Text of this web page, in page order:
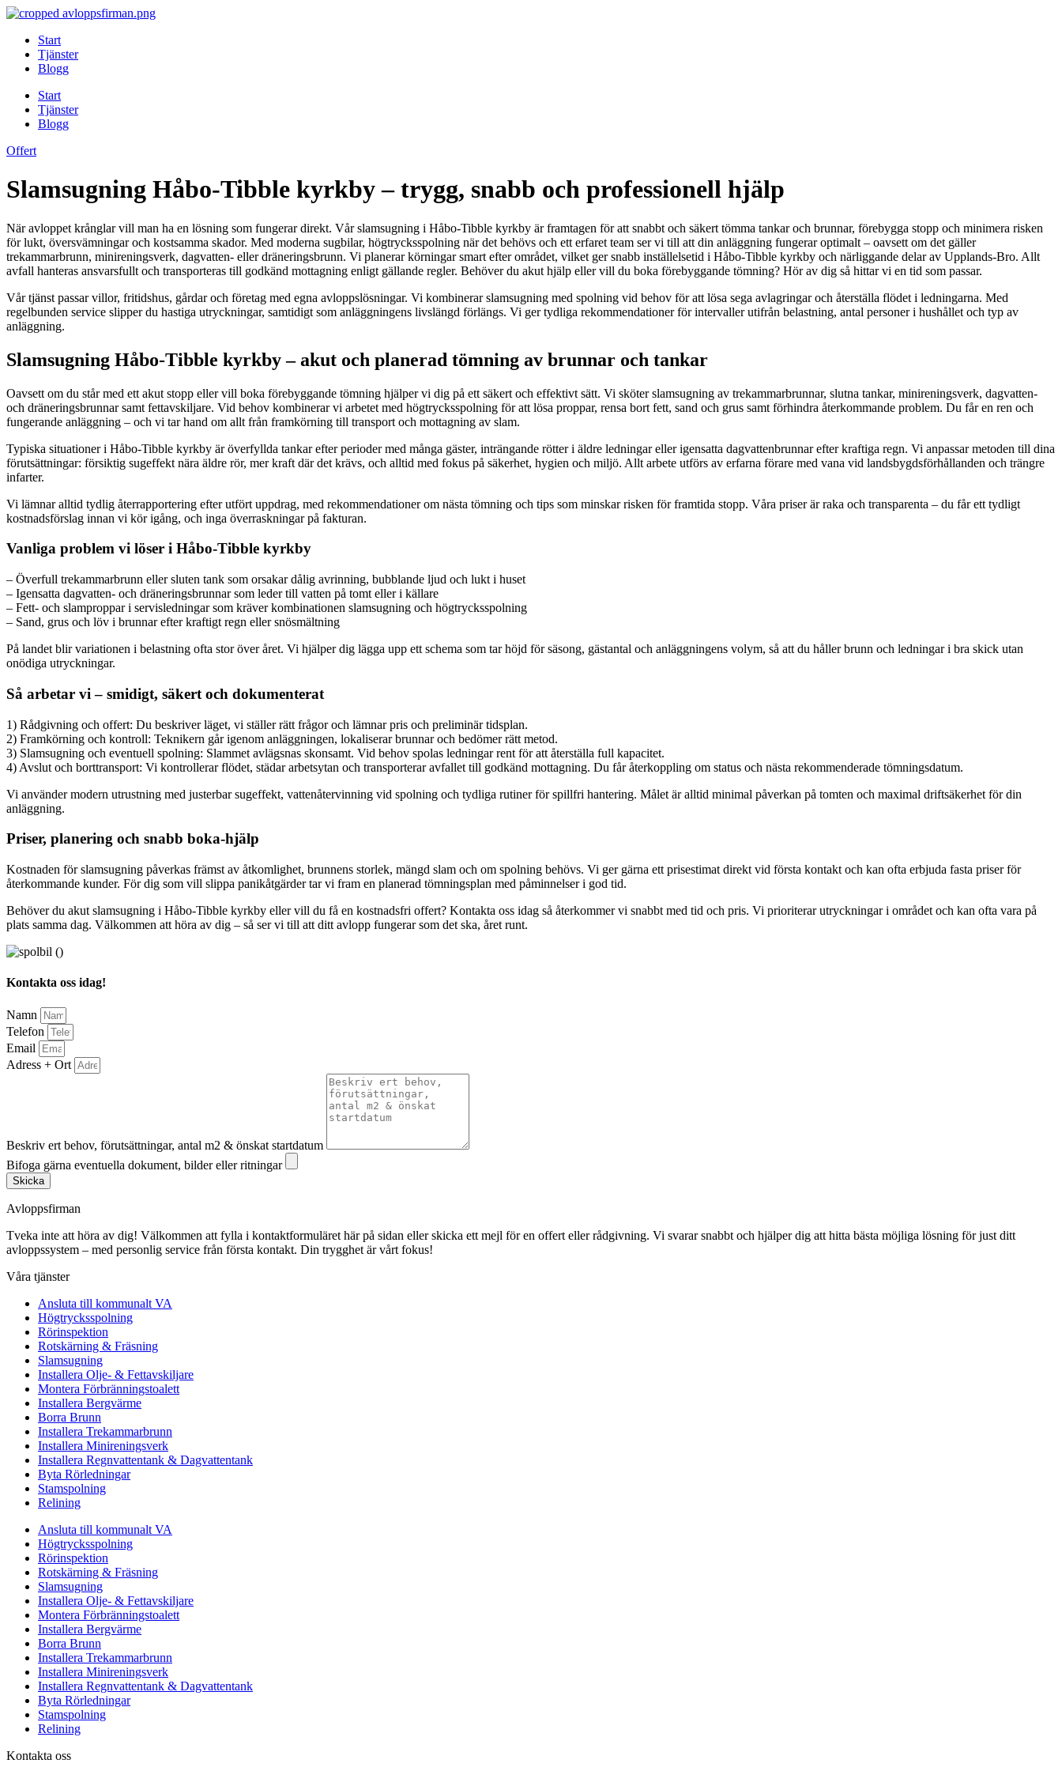
Skip
contentStart
Tjänster
Blogg
Start
Tjänster
Blogg
Offert
Slamsugning Håbo-Tibble kyrkby – trygg, snabb och professionell hjälp
När avloppet krånglar vill man ha en lösning som fungerar direkt. Vår slamsugning i Håbo-Tibble kyrkby är framtagen för att snabbt och säkert tömma tankar och brunnar, förebygga stopp och minimera risken
för lukt, översvämningar och kostsamma skador. Med moderna sugbilar, högtrycksspolning när det behövs och ett erfaret team ser vi till att din anläggning fungerar optimalt – oavsett om det gäller
trekammarbrunn, minireningsverk, dagvatten- eller dräneringsbrunn. Vi planerar körningar smart efter området, vilket ger snabb inställelsetid i Håbo-Tibble kyrkby och närliggande delar av Upplands-Bro. Allt
avfall hanteras ansvarsfullt och transporteras till godkänd mottagning enligt gällande regler. Behöver du akut hjälp eller vill du boka förebyggande tömning? Hör av dig så hittar vi en tid som passar.
Vår tjänst passar villor, fritidshus, gårdar och företag med egna avloppslösningar. Vi kombinerar slamsugning med spolning vid behov för att lösa sega avlagringar och återställa flödet i ledningarna. Med
regelbunden service slipper du hastiga utryckningar, samtidigt som anläggningens livslängd förlängs. Vi ger tydliga rekommendationer för intervaller utifrån belastning, antal personer i hushållet och typ av
anläggning.
Slamsugning Håbo-Tibble kyrkby – akut och planerad tömning av brunnar och tankar
Oavsett om du står med ett akut stopp eller vill boka förebyggande tömning hjälper vi dig på ett säkert och effektivt sätt. Vi sköter slamsugning av trekammarbrunnar, slutna tankar, minireningsverk, dagvatten-
och dräneringsbrunnar samt fettavskiljare. Vid behov kombinerar vi arbetet med högtrycksspolning för att lösa proppar, rensa bort fett, sand och grus samt förhindra återkommande problem. Du får en ren och
fungerande anläggning – och vi tar hand om allt från framkörning till transport och mottagning av slam.
Typiska situationer i Håbo-Tibble kyrkby är överfyllda tankar efter perioder med många gäster, inträngande rötter i äldre ledningar eller igensatta dagvattenbrunnar efter kraftiga regn. Vi anpassar metoden till dina
förutsättningar: försiktig sugeffekt nära äldre rör, mer kraft där det krävs, och alltid med fokus på säkerhet, hygien och miljö. Allt arbete utförs av erfarna förare med vana vid landsbygdsförhållanden och trängre
infarter.
Vi lämnar alltid tydlig återrapportering efter utfört uppdrag, med rekommendationer om nästa tömning och tips som minskar risken för framtida stopp. Våra priser är raka och transparenta – du får ett tydligt
kostnadsförslag innan vi kör igång, och inga överraskningar på fakturan.
Vanliga problem vi löser i Håbo-Tibble kyrkby
– Överfull trekammarbrunn eller sluten tank som orsakar dålig avrinning, bubblande ljud och lukt i huset
– Igensatta dagvatten- och dräneringsbrunnar som leder till vatten på tomt eller i källare
– Fett- och slamproppar i servisledningar som kräver kombinationen slamsugning och högtrycksspolning
– Sand, grus och löv i brunnar efter kraftigt regn eller snösmältning
På landet blir variationen i belastning ofta stor över året. Vi hjälper dig lägga upp ett schema som tar höjd för säsong, gästantal och anläggningens volym, så att du håller brunn och ledningar i bra skick utan
onödiga utryckningar.
Så arbetar vi – smidigt, säkert och dokumenterat
1) Rådgivning och offert: Du beskriver läget, vi ställer rätt frågor och lämnar pris och preliminär tidsplan.
2) Framkörning och kontroll: Teknikern går igenom anläggningen, lokaliserar brunnar och bedömer rätt metod.
3) Slamsugning och eventuell spolning: Slammet avlägsnas skonsamt. Vid behov spolas ledningar rent för att återställa full kapacitet.
4) Avslut och borttransport: Vi kontrollerar flödet, städar arbetsytan och transporterar avfallet till godkänd mottagning. Du får återkoppling om status och nästa rekommenderade tömningsdatum.
Vi använder modern utrustning med justerbar sugeffekt, vattenåtervinning vid spolning och tydliga rutiner för spillfri hantering. Målet är alltid minimal påverkan på tomten och maximal driftsäkerhet för din
anläggning.
Priser, planering och snabb boka-hjälp
Kostnaden för slamsugning påverkas främst av åtkomlighet, brunnens storlek, mängd slam och om spolning behövs. Vi ger gärna ett prisestimat direkt vid första kontakt och kan ofta erbjuda fasta priser för
återkommande kunder. För dig som vill slippa panikåtgärder tar vi fram en planerad tömningsplan med påminnelser i god tid.
Behöver du akut slamsugning i Håbo-Tibble kyrkby eller vill du få en kostnadsfri offert? Kontakta oss idag så återkommer vi snabbt med tid och pris. Vi prioriterar utryckningar i området och kan ofta vara på
plats samma dag. Välkommen att höra av dig – så ser vi till att ditt avlopp fungerar som det ska, året runt.
Kontakta oss idag!
Namn
Telefon
Email
Adress + Ort
Beskriv ert behov, förutsättningar, antal m2 & önskat startdatum
Bifoga gärna eventuella dokument, bilder eller ritningar
Skicka
Avloppsfirman
Tveka inte att höra av dig! Välkommen att fylla i kontaktformuläret här på sidan eller skicka ett mejl för en offert eller rådgivning. Vi svarar snabbt och hjälper dig att hitta bästa möjliga lösning för just ditt
avloppssystem – med personlig service från första kontakt. Din trygghet är vårt fokus!
Våra tjänster
Ansluta till kommunalt VA
Högtrycksspolning
Rörinspektion
Rotskärning & Fräsning
Slamsugning
Installera Olje- & Fettavskiljare
Montera Förbränningstoalett
Installera Bergvärme
Borra Brunn
Installera Trekammarbrunn
Installera Minireningsverk
Installera Regnvattentank & Dagvattentank
Byta Rörledningar
Stamspolning
Relining
Ansluta till kommunalt VA
Högtrycksspolning
Rörinspektion
Rotskärning & Fräsning
Slamsugning
Installera Olje- & Fettavskiljare
Montera Förbränningstoalett
Installera Bergvärme
Borra Brunn
Installera Trekammarbrunn
Installera Minireningsverk
Installera Regnvattentank & Dagvattentank
Byta Rörledningar
Stamspolning
Relining
Kontakta oss